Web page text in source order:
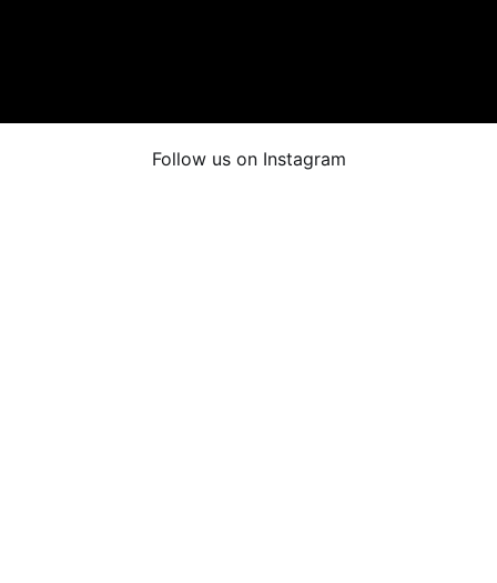
Follow us on Instagram